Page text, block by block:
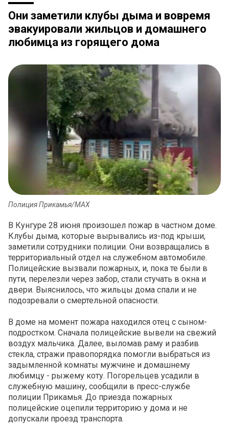
Они заметили клубы дыма и вовремя
эвакуировали жильцов и домашнего
любимца из горящего дома
Полиция Прикамья/МАХ
В Кунгуре 28 июня произошел пожар в частном доме.
Клубы дыма, которые вырывались из-под крыши,
заметили сотрудники полиции. Они возвращались в
территориальный отдел на служебном автомобиле.
Полицейские вызвали пожарных, и, пока те были в
пути, перелезли через забор, стали стучать в окна и
двери. Выяснилось, что жильцы дома спали и не
подозревали о смертельной опасности.
В доме на момент пожара находился отец с сыном-
подростком. Сначала полицейские вывели на свежий
воздух мальчика. Далее, выломав раму и разбив
стекла, стражи правопорядка помогли выбраться из
задымленной комнаты мужчине и домашнему
любимцу - рыжему коту. Погорельцев усадили в
служебную машину, сообщили в пресс-службе
полиции Прикамья. До приезда пожарных
полицейские оцепили территорию у дома и не
допускали проезд транспорта.